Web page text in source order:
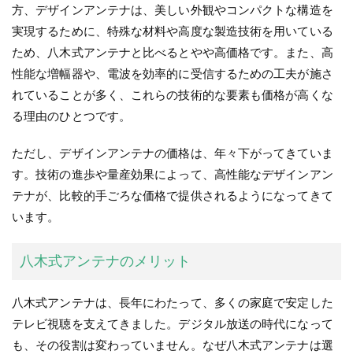
方、デザインアンテナは、美しい外観やコンパクトな構造を
実現するために、特殊な材料や高度な製造技術を用いている
ため、八木式アンテナと比べるとやや高価格です。また、高
性能な増幅器や、電波を効率的に受信するための工夫が施さ
れていることが多く、これらの技術的な要素も価格が高くな
る理由のひとつです。
ただし、デザインアンテナの価格は、年々下がってきていま
す。技術の進歩や量産効果によって、高性能なデザインアン
テナが、比較的手ごろな価格で提供されるようになってきて
います。
八木式アンテナのメリット
八木式アンテナは、長年にわたって、多くの家庭で安定した
テレビ視聴を支えてきました。デジタル放送の時代になって
も、その役割は変わっていません。なぜ八木式アンテナは選